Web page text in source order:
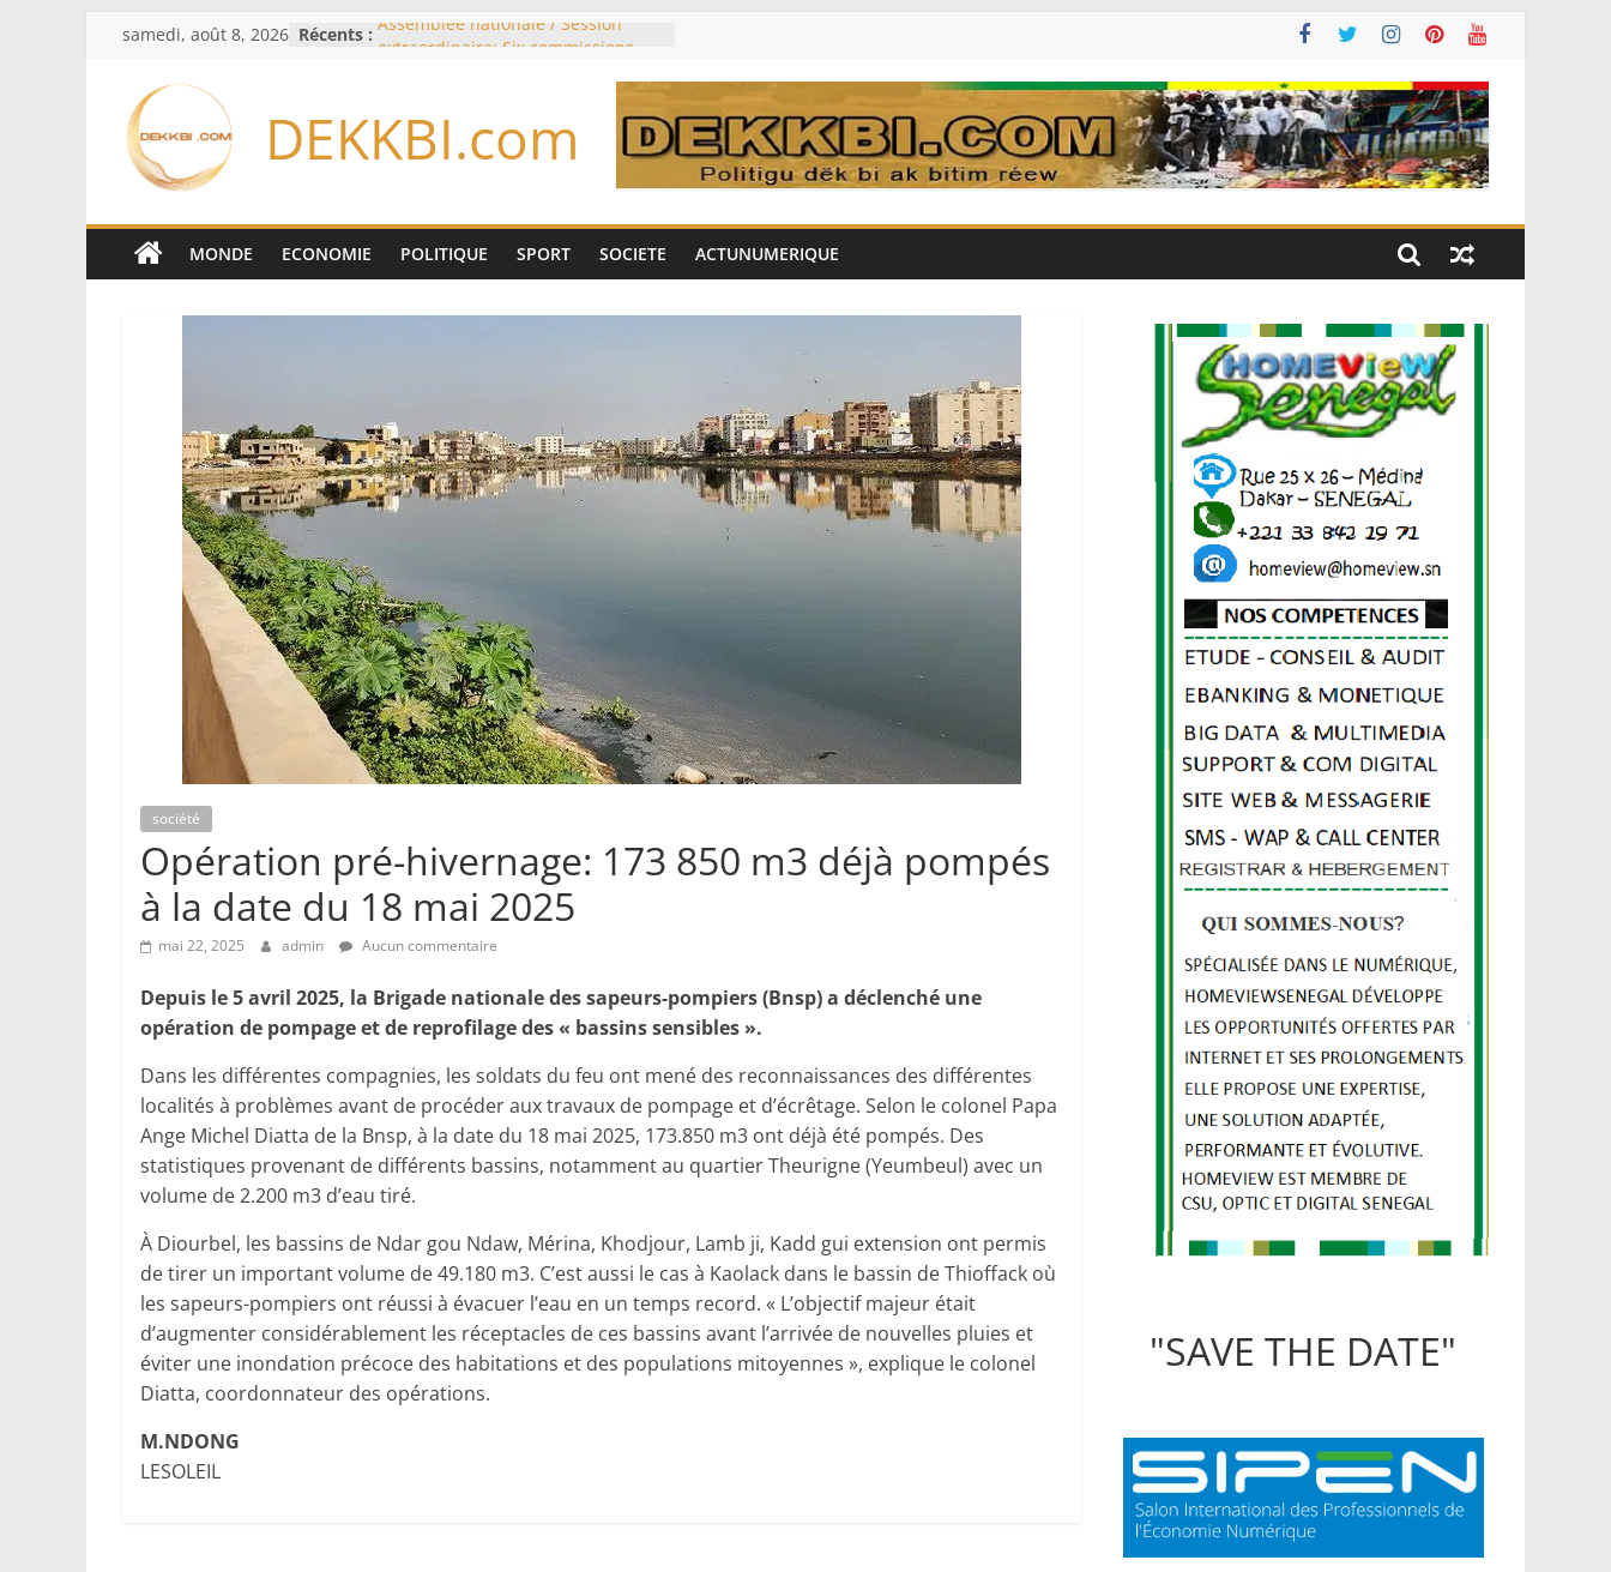
Passer
contenu
samedi, août 8, 2026 Récents : Assemblée nationale / Session
d’enquête à l’ordre du jour ce lundi
de la Espriella
Bénin: Patrice Talon élu président
Moyen-Orient: l’Arabie saoudite, le
Pakistan et la Turquie signent un
accord de défense
exportations de cuivre et de cobalt
DEKKBI.com
MONDE ECONOMIE POLITIQUE SPORT SOCIETE ACTUNUMERIQUE
société
Opération pré-hivernage: 173 850 m3 déjà pompés
à la date du 18 mai 2025
mai 22, 2025 admin Aucun commentaire
Depuis le 5 avril 2025, la Brigade nationale des sapeurs-pompiers (Bnsp) a déclenché une
opération de pompage et de reprofilage des « bassins sensibles ».
Dans les différentes compagnies, les soldats du feu ont mené des reconnaissances des différentes
localités à problèmes avant de procéder aux travaux de pompage et d’écrêtage. Selon le colonel Papa
Ange Michel Diatta de la Bnsp, à la date du 18 mai 2025, 173.850 m3 ont déjà été pompés. Des
statistiques provenant de différents bassins, notamment au quartier Theurigne (Yeumbeul) avec un
volume de 2.200 m3 d’eau tiré.
À Diourbel, les bassins de Ndar gou Ndaw, Mérina, Khodjour, Lamb ji, Kadd gui extension ont permis
de tirer un important volume de 49.180 m3. C’est aussi le cas à Kaolack dans le bassin de Thioffack où
les sapeurs-pompiers ont réussi à évacuer l’eau en un temps record. « L’objectif majeur était
d’augmenter considérablement les réceptacles de ces bassins avant l’arrivée de nouvelles pluies et
éviter une inondation précoce des habitations et des populations mitoyennes », explique le colonel
Diatta, coordonnateur des opérations.
M.NDONG
LESOLEIL
"SAVE THE DATE"